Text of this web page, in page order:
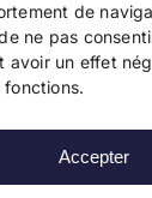
de
ne pas
avoir un effet
Accepter
Bookelis –CGU
–Politique
Paiement et